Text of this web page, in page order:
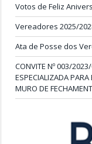
Votos de Feliz
Vereadores 2025/
Ata de Posse dos
CONVITE Nº 003/
ESPECIALIZADA
MURO DE